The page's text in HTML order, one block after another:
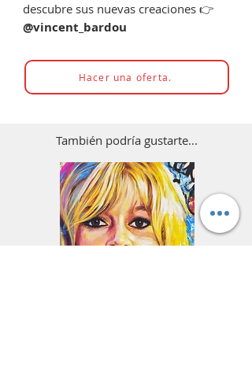
descubre sus nuevas creaciones 👉
@vincent_bardou
Hacer una oferta.
También podría gustarte...